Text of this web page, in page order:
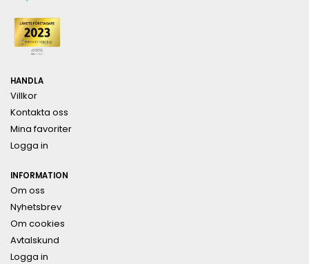
HANDLA
Villkor
Kontakta oss
Mina favoriter
Logga in
INFORMATION
Om oss
Nyhetsbrev
Om cookies
Avtalskund
Logga in